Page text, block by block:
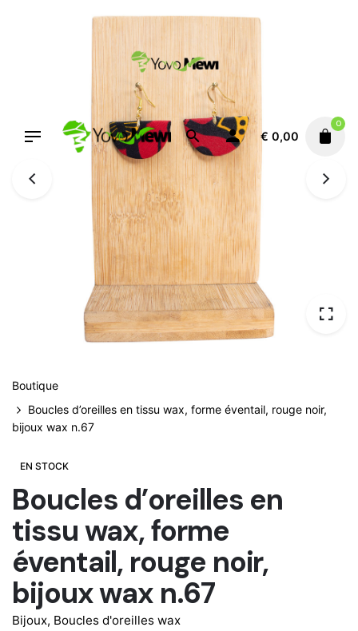
€ 0,00
0
Boutique
Boucles d’oreilles en tissu wax, forme éventail, rouge noir,
bijoux wax n.67
EN STOCK
Boucles d’oreilles en
tissu wax, forme
éventail, rouge noir,
bijoux wax n.67
Bijoux, Boucles d'oreilles wax